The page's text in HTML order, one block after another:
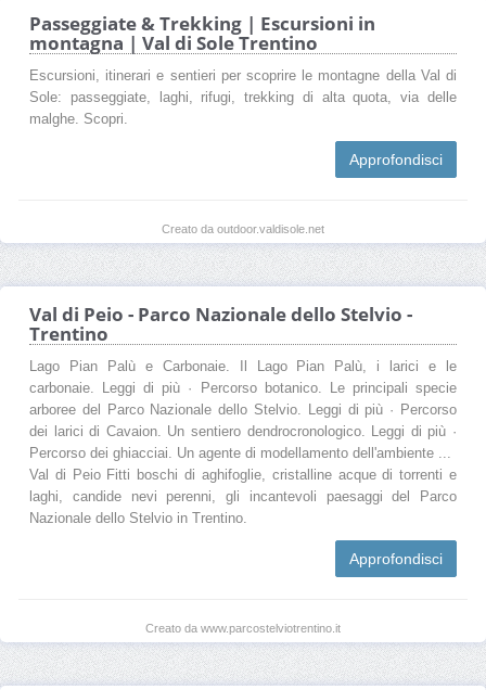
Passeggiate & Trekking | Escursioni in
montagna | Val di Sole Trentino
Escursioni, itinerari e sentieri per scoprire le montagne della Val di
Sole: passeggiate, laghi, rifugi, trekking di alta quota, via delle
malghe. Scopri.
Approfondisci
Creato da outdoor.valdisole.net
Val di Peio - Parco Nazionale dello Stelvio -
Trentino
Lago Pian Palù e Carbonaie. Il Lago Pian Palù, i larici e le
carbonaie. Leggi di più · Percorso botanico. Le principali specie
arboree del Parco Nazionale dello Stelvio. Leggi di più · Percorso
dei larici di Cavaion. Un sentiero dendrocronologico. Leggi di più ·
Percorso dei ghiacciai. Un agente di modellamento dell'ambiente ...
Val di Peio Fitti boschi di aghifoglie, cristalline acque di torrenti e
laghi, candide nevi perenni, gli incantevoli paesaggi del Parco
Nazionale dello Stelvio in Trentino.
Approfondisci
Creato da www.parcostelviotrentino.it